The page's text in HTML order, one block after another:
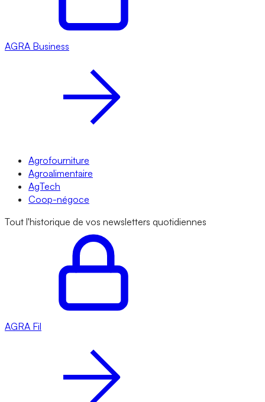
AGRA Business
Agrofourniture
Agroalimentaire
AgTech
Coop-négoce
Tout l'historique de vos newsletters quotidiennes
AGRA Fil